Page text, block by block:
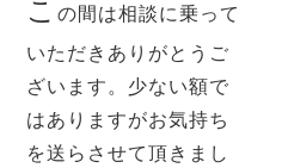
こ の間は相談に乗って
いただきありがとうご
ざいます。少ない額で
はありますがお気持ち
を送らさせて頂きまし